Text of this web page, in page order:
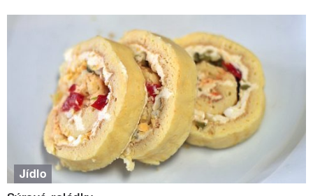
Jídlo